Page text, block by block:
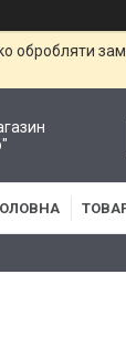
обробляти